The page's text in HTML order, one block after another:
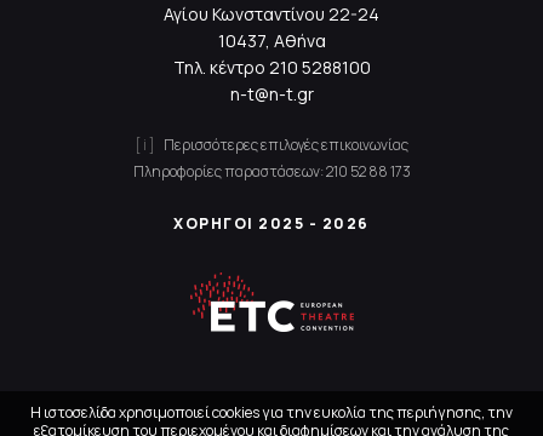
Αγίου Κωνσταντίνου 22-24
10437, Αθήνα
Τηλ. κέντρο 210 5288100
n-t@n-t.gr
Περισσότερες επιλογές επικοινωνίας
Πληροφορίες παραστάσεων:210 52 88 173
ΧΟΡΗΓΟΙ 2025 - 2026
Η ιστοσελίδα χρησιμοποιεί cookies για την ευκολία της περιήγησης, την
εξατομίκευση του περιεχομένου και διαφημίσεων και την ανάλυση της